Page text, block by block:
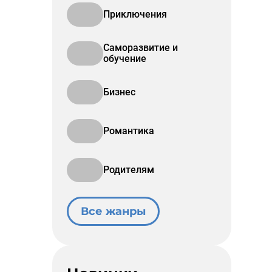
Приключения
Саморазвитие и
обучение
Бизнес
Романтика
Родителям
Все жанры